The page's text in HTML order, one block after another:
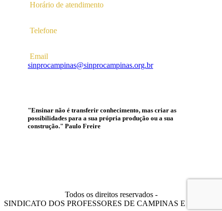
Horário de atendimento
Telefone
Email
sinprocampinas@sinprocampinas.org.br
"Ensinar não é transferir conhecimento, mas criar as
possibilidades para a sua própria produção ou a sua
construção." Paulo Freire
Todos os direitos reservados -
SINDICATO DOS PROFESSORES DE CAMPINAS E REGIÃO